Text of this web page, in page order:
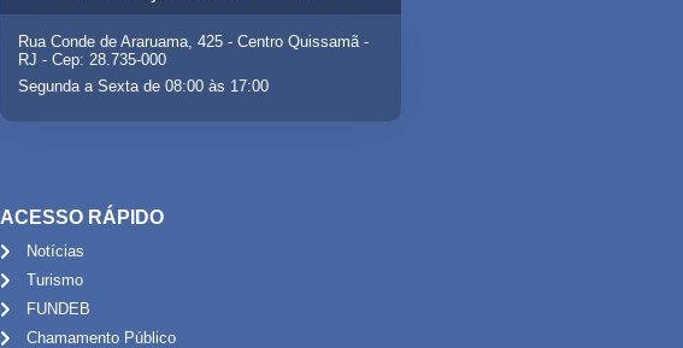
Rua Conde de Araruama, 425 - Centro Quissamã -
RJ - Cep: 28.735-000
Segunda a Sexta de 08:00 às 17:00
ACESSO RÁPIDO
Notícias
Turismo
FUNDEB
Chamamento Público